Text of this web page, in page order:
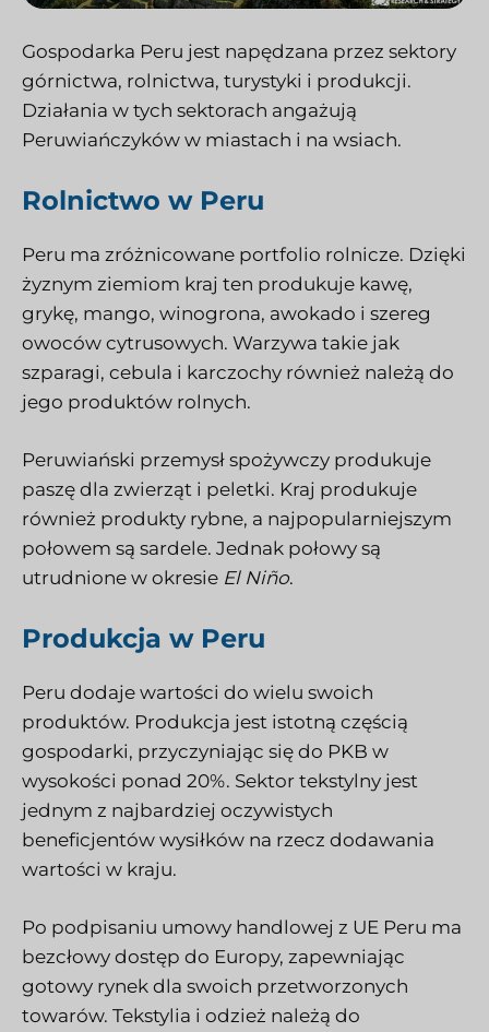
Gospodarka Peru jest napędzana przez sektory
górnictwa, rolnictwa, turystyki i produkcji.
Działania w tych sektorach angażują
Peruwiańczyków w miastach i na wsiach.
Rolnictwo w Peru
Peru ma zróżnicowane portfolio rolnicze. Dzięki
żyznym ziemiom kraj ten produkuje kawę,
grykę, mango, winogrona, awokado i szereg
owoców cytrusowych. Warzywa takie jak
szparagi, cebula i karczochy również należą do
jego produktów rolnych.
Peruwiański przemysł spożywczy produkuje
paszę dla zwierząt i peletki. Kraj produkuje
również produkty rybne, a najpopularniejszym
połowem są sardele. Jednak połowy są
utrudnione w okresie El Niño.
Produkcja w Peru
Peru dodaje wartości do wielu swoich
produktów. Produkcja jest istotną częścią
gospodarki, przyczyniając się do PKB w
wysokości ponad 20%. Sektor tekstylny jest
jednym z najbardziej oczywistych
beneficjentów wysiłków na rzecz dodawania
wartości w kraju.
Po podpisaniu umowy handlowej z UE Peru ma
bezcłowy dostęp do Europy, zapewniając
gotowy rynek dla swoich przetworzonych
towarów. Tekstylia i odzież należą do